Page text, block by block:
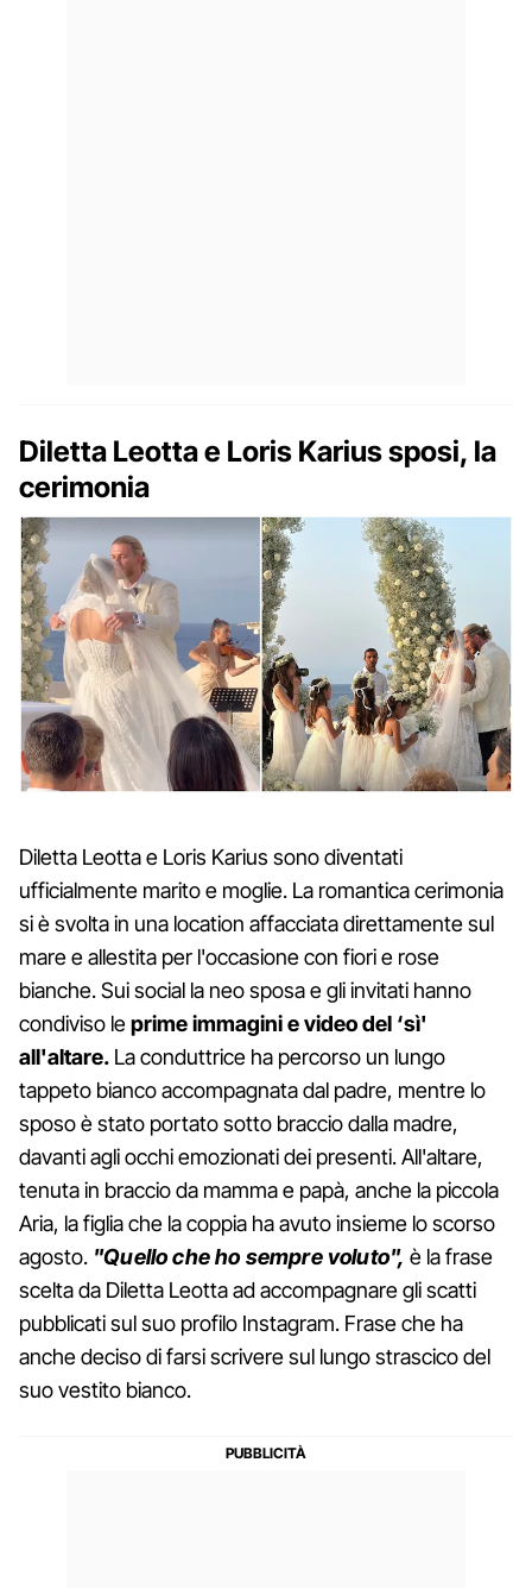
Diletta Leotta e Loris Karius sposi, la
cerimonia
Diletta Leotta e Loris Karius sono diventati
ufficialmente marito e moglie. La romantica cerimonia
si è svolta in una location affacciata direttamente sul
mare e allestita per l'occasione con fiori e rose
bianche. Sui social la neo sposa e gli invitati hanno
condiviso leprime immagini e video del ‘sì'
all'altare. La conduttrice ha percorso un lungo
tappeto bianco accompagnata dal padre, mentre lo
sposo è stato portato sotto braccio dalla madre,
davanti agli occhi emozionati dei presenti. All'altare,
tenuta in braccio da mamma e papà, anche la piccola
Aria, la figlia che la coppia ha avuto insieme lo scorso
agosto. "Quello che ho sempre voluto", è la frase
scelta da Diletta Leotta ad accompagnare gli scatti
pubblicati sul suo profilo Instagram. Frase che ha
anche deciso di farsi scrivere sul lungo strascico del
suo vestito bianco.